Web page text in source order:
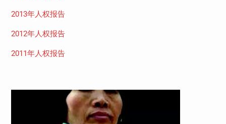
2013年人权报告
2012年人权报告
2011年人权报告